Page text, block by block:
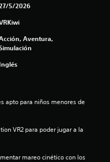
5/2026
Aventura,
Inglés
apto para niños menores de
VR2 para poder jugar a la
mareo cinético con los